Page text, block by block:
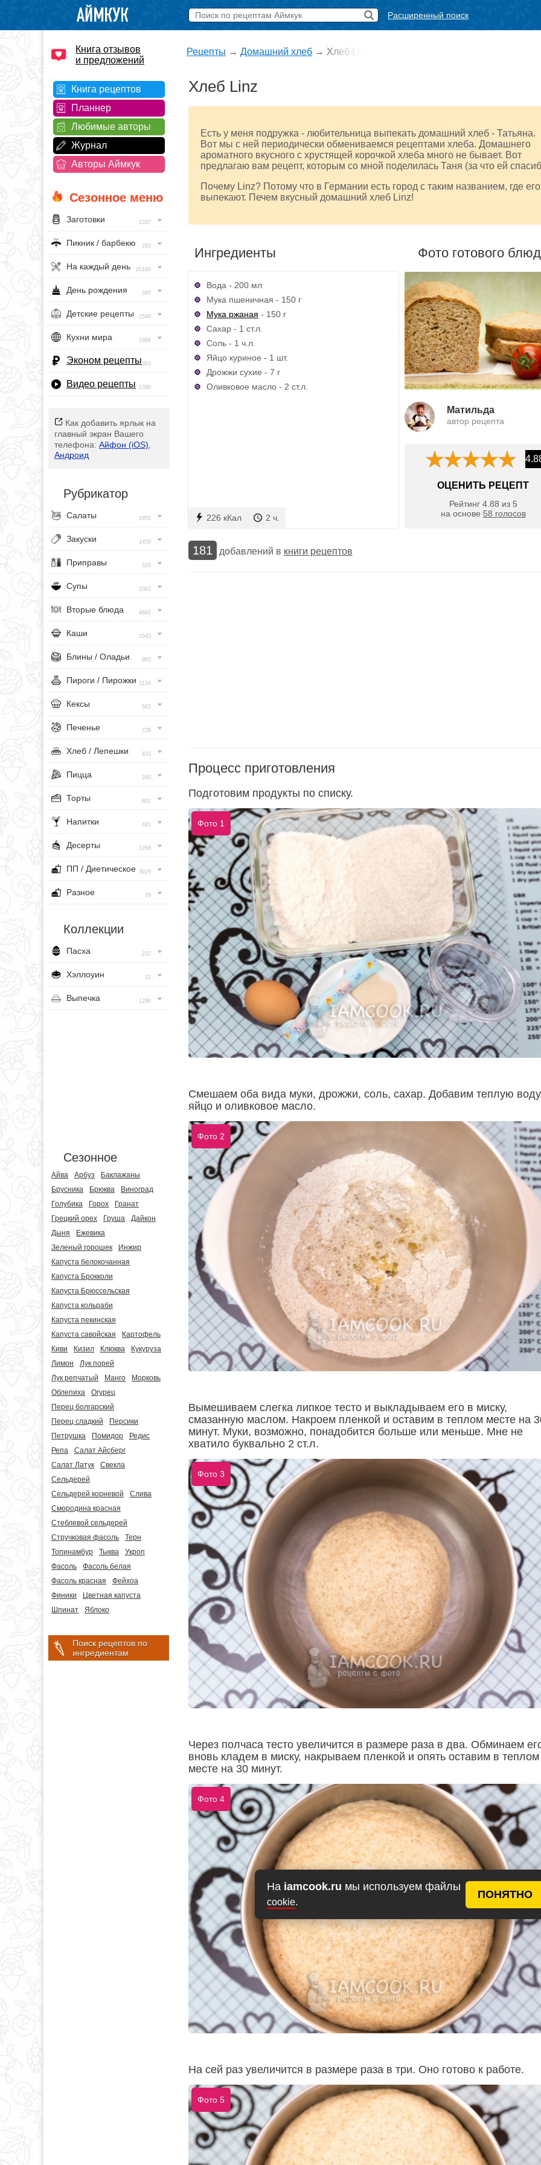
На iamcook.ru мы используем файлы
cookie.
ПОНЯТНО
Расширенный поиск
Книга отзывов
и предложений
Книга рецептов
Планнер
Любимые авторы
Журнал
Авторы Аймкук
Сезонное меню
Заготовки 1347
Пикник / барбекю 293
На каждый день 20160
День рождения 385
Детские рецепты 1548
Кухни мира 1968
Эконом рецепты393
Видео рецепты 1396
Как добавить ярлык на
главный экран Вашего
телефона: Айфон (iOS)
Андроид
Рубрикатор
Салаты 2955
Закуски 1456
Приправы 320
Супы 1083
Вторые блюда 4682
Каши 1543
Блины / Оладьи 965
Пироги / Пирожки 2134
Кексы 563
Печенье 728
Хлеб / Лепешки 433
Пицца 260
Торты 801
Напитки 491
Десерты 1256
ПП / Диетическое 3929
Разное 76
Коллекции
Пасха 237
Хэллоуин 31
Выпечка 1296
Сезонное
Айва Арбуз
Баклажаны
Брусника
Брюква
Виноград
Голубика
Горох
Гранат
Грецкий орех
Груша
Дайкон
Дыня
Ежевика
Зеленый горошек
Инжир
Капуста белокочанная
Капуста Брокколи
Капуста Брюссельская
Капуста кольраби
Капуста пекинская
Капуста савойская
Картофель
Киви
Кизил Клюква
Кукуруза
Лимон
Лук порей
Лук репчатый
Манго
Морковь
Облепиха
Огурец
Перец болгарский
Перец сладкий
Персики
Петрушка
Помидор
Редис
Репа
Салат Айсберг
Салат Латук
Свекла
Сельдерей
Сельдерей корневой
Слива
Смородина красная
Стеблевой сельдерей
Стручковая фасоль
Терн
Топинамбур
Тыква
Укроп
Фасоль
Фасоль белая
Фасоль красная
Фейхоа
Финики
Цветная капуста
Шпинат
Яблоко
Поиск рецептов по
ингредиентам
Рецепты → Домашний хлеб → Хлеб Linz
Хлеб Linz
Есть у меня подружка - любительница выпекать домашний хлеб - Татьяна.
Вот мы с ней периодически обмениваемся рецептами хлеба. Домашнего
ароматного вкусного с хрустящей корочкой хлеба много не бывает. Вот
предлагаю вам рецепт, которым со мной поделилась Таня (за что ей
Почему Linz? Потому что в Германии есть город с таким названием, где его
выпекают. Печем вкусный домашний хлеб Linz!
Ингредиенты
Вода - 200 мл
Мука пшеничная - 150 г
Мука ржаная - 150 г
Сахар - 1 ст.л.
Соль - 1 ч.л.
Яйцо куриное - 1 шт.
Дрожжи сухие - 7 г
Оливковое масло - 2 ст.л.
226 кКал 2 ч.
Фото готового
Матильда
автор рецепта
ОЦЕНИТЬ РЕЦЕПТ
Рейтинг 4.88 из 5
на основе 58 голосов
181 добавлений в книги рецептов
Процесс приготовления
Подготовим продукты по списку.
Фото 1
Смешаем оба вида муки, дрожжи, соль, сахар. Добавим теплую
яйцо и оливковое масло.
Фото 2
Вымешиваем слегка липкое тесто и выкладываем его в миску,
смазанную маслом. Накроем пленкой и оставим в теплом месте на
минут. Муки, возможно, понадобится больше или меньше. Мне не
хватило буквально 2 ст.л.
Фото 3
Через полчаса тесто увеличится в размере раза в два. Обминаем
вновь кладем в миску, накрываем пленкой и опять оставим в теплом
месте на 30 минут.
Фото 4
На сей раз увеличится в размере раза в три. Оно готово к работе.
Фото 5